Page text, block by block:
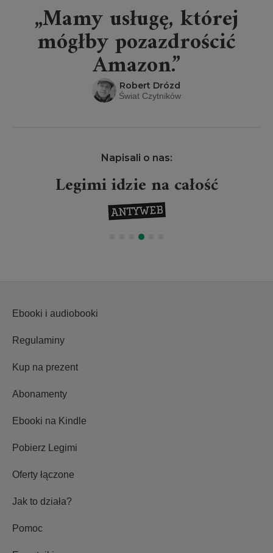
„Mamy usługę, której
mógłby pozazdrościć
Amazon.”
Robert Drózd
Świat Czytników
Napisali o nas:
Legimi idzie na całość
Ebooki i audiobooki
Regulaminy
Kup na prezent
Abonamenty
Ebooki na Kindle
Pobierz Legimi
Oferty łączone
Jak to działa?
Pomoc